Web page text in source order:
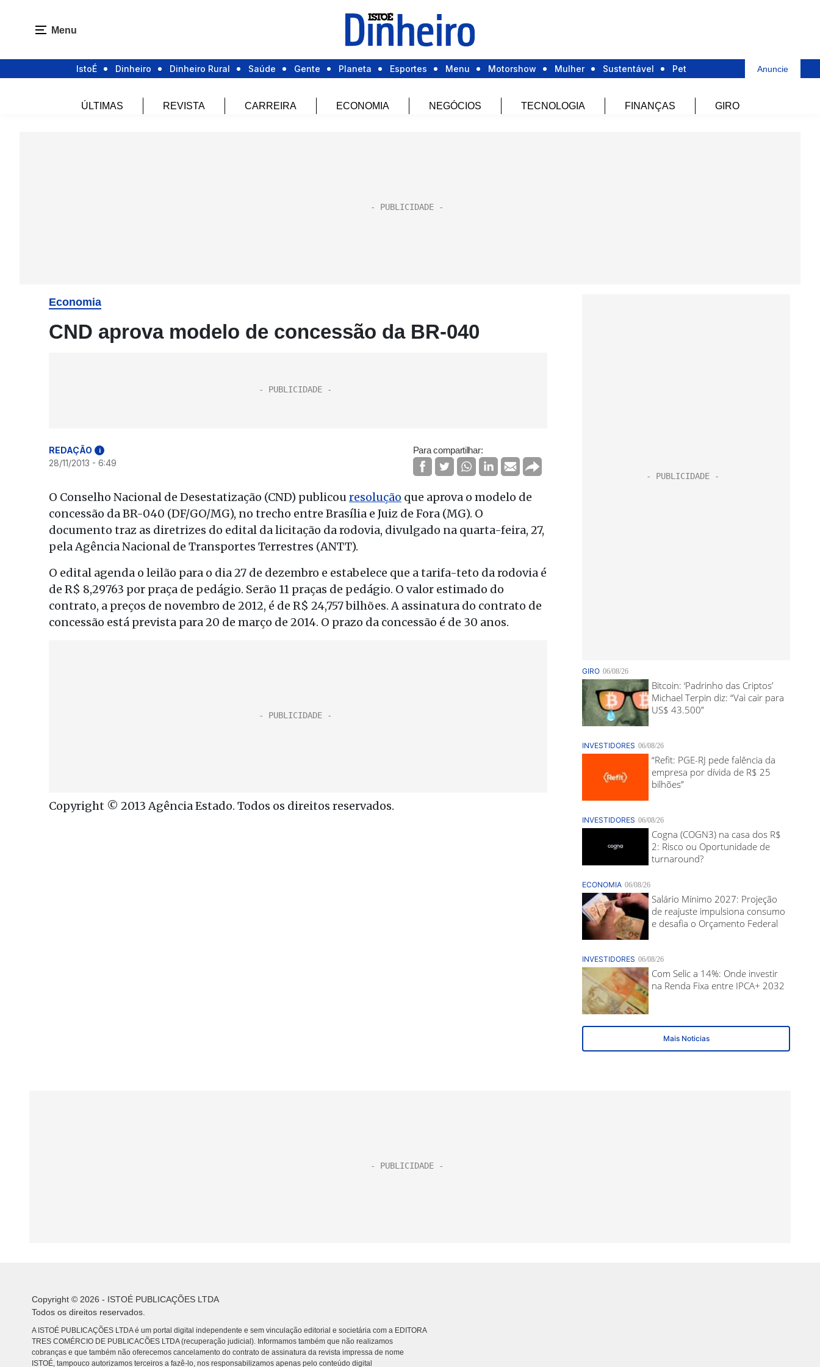
Menu
IstoÉ Dinheiro Dinheiro Rural Saúde Gente Planeta Esportes Menu Motorshow Mulher Sustentável Pet Anuncie
ÚLTIMAS REVISTA CARREIRA ECONOMIA NEGÓCIOS TECNOLOGIA FINANÇAS GIRO
Economia
CND aprova modelo de concessão da BR-040
REDAÇÃO i
28/11/2013 - 6:49
Para compartilhar:
O Conselho Nacional de Desestatização (CND) publicouresolução que aprova o modelo de
concessão da BR-040 (DF/GO/MG), no trecho entre Brasília e Juiz de Fora (MG). O
documento traz as diretrizes do edital da licitação da rodovia, divulgado na quarta-feira, 27,
pela Agência Nacional de Transportes Terrestres (ANTT).
O edital agenda o leilão para o dia 27 de dezembro e estabelece que a tarifa-teto da rodovia é
de R$ 8,29763 por praça de pedágio. Serão 11 praças de pedágio. O valor estimado do
contrato, a preços de novembro de 2012, é de R$ 24,757 bilhões. A assinatura do contrato de
concessão está prevista para 20 de março de 2014. O prazo da concessão é de 30 anos.
Copyright © 2013 Agência Estado. Todos os direitos reservados.
Copyright © 2026 - ISTOÉ PUBLICAÇÕES LTDA
Todos os direitos reservados.
A ISTOÉ PUBLICAÇÕES LTDA é um portal digital independente e sem vinculação editorial e societária com a EDITORA
TRES COMÉRCIO DE PUBLICACÕES LTDA (recuperação judicial). Informamos também que não realizamos
cobranças e que também não oferecemos cancelamento do contrato de assinatura da revista impressa de nome
ISTOÉ, tampouco autorizamos terceiros a fazê-lo, nos responsabilizamos apenas pelo conteúdo digital